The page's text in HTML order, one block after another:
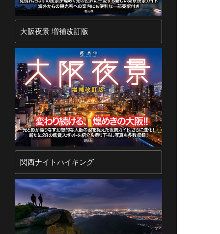
大阪夜景 増補改訂版
関西ナイトハイキング